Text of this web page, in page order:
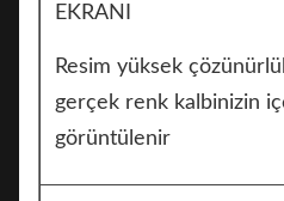
EKRANI
Resim yüksek
gerçek renk kalbinizin
görüntülenir